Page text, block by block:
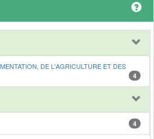
DE L'AGRICULTURE ET DES
4
4